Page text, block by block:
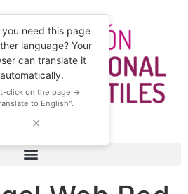
you need this page
language? Your
can translate it
automatically.
click on the page →
to English".
✕